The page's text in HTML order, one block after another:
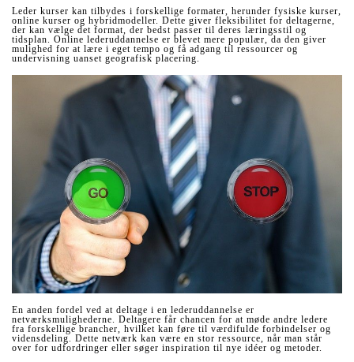
Leder kurser kan tilbydes i forskellige formater, herunder fysiske kurser,
online kurser og hybridmodeller. Dette giver fleksibilitet for deltagerne,
der kan vælge det format, der bedst passer til deres læringsstil og
tidsplan. Online lederuddannelse er blevet mere populær, da den giver
mulighed for at lære i eget tempo og få adgang til ressourcer og
undervisning uanset geografisk placering.
En anden fordel ved at deltage i en lederuddannelse er
netværksmulighederne. Deltagere får chancen for at møde andre ledere
fra forskellige brancher, hvilket kan føre til værdifulde forbindelser og
vidensdeling. Dette netværk kan være en stor ressource, når man står
over for udfordringer eller søger inspiration til nye idéer og metoder.